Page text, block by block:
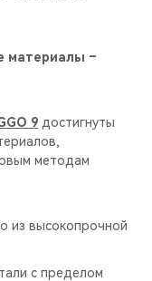
материалы –
9 достигнуты
методам
из высокопрочной
с пределом